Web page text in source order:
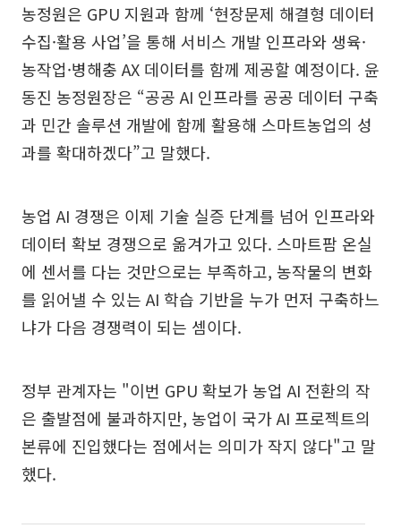
농정원은 GPU 지원과 함께 ‘현장문제 해결형 데이터
수집·활용 사업’을 통해 서비스 개발 인프라와 생육·
농작업·병해충 AX 데이터를 함께 제공할 예정이다. 윤
동진 농정원장은 “공공 AI 인프라를 공공 데이터 구축
과 민간 솔루션 개발에 함께 활용해 스마트농업의 성
과를 확대하겠다”고 말했다.
농업 AI 경쟁은 이제 기술 실증 단계를 넘어 인프라와
데이터 확보 경쟁으로 옮겨가고 있다. 스마트팜 온실
에 센서를 다는 것만으로는 부족하고, 농작물의 변화
를 읽어낼 수 있는 AI 학습 기반을 누가 먼저 구축하느
냐가 다음 경쟁력이 되는 셈이다.
정부 관계자는 "이번 GPU 확보가 농업 AI 전환의 작
은 출발점에 불과하지만, 농업이 국가 AI 프로젝트의
본류에 진입했다는 점에서는 의미가 작지 않다"고 말
했다.